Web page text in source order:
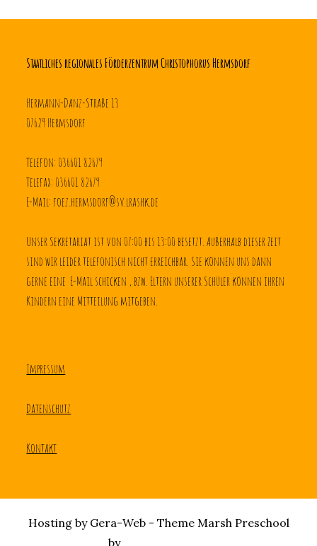
Staatliches regionales Förderzentrum Christophorus Hermsdorf
Hermann-Danz-Straße 13
07629 Hermsdorf
Telefon: 036601 82679
Telefax: 036601 82679
E-Mail: foez.hermsdorf@sv.lrashk.de
Unser Sekretariat ist von 07:00 bis 13:00 besetzt. Außerhalb dieser Zeit
sind wir leider telefonisch nicht erreichbar. Sie können uns dann
gerne eine  E-Mail schicken , bzw. Eltern unserer Schüler können ihren
Kindern eine Mitteilung mitgeben.
Impressum
Datenschutz
Kontakt
Hosting by Gera-Web - Theme Marsh Preschool
by